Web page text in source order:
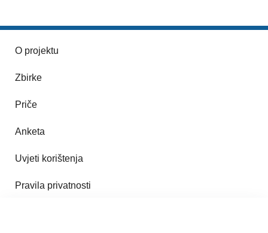
O projektu
Zbirke
Priče
Anketa
Uvjeti korištenja
Pravila privatnosti